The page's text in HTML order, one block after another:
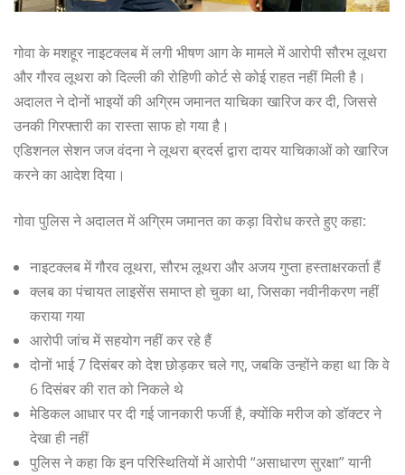
गोवा के मशहूर नाइटक्लब में लगी भीषण आग के मामले में आरोपी सौरभ लूथरा
और गौरव लूथरा को दिल्ली की रोहिणी कोर्ट से कोई राहत नहीं मिली है।
अदालत ने दोनों भाइयों की अग्रिम जमानत याचिका खारिज कर दी, जिससे
उनकी गिरफ्तारी का रास्ता साफ हो गया है।
एडिशनल सेशन जज वंदना ने लूथरा ब्रदर्स द्वारा दायर याचिकाओं को खारिज
करने का आदेश दिया।
गोवा पुलिस ने अदालत में अग्रिम जमानत का कड़ा विरोध करते हुए कहा:
नाइटक्लब में गौरव लूथरा, सौरभ लूथरा और अजय गुप्ता हस्ताक्षरकर्ता हैं
क्लब का पंचायत लाइसेंस समाप्त हो चुका था, जिसका नवीनीकरण नहीं
कराया गया
आरोपी जांच में सहयोग नहीं कर रहे हैं
दोनों भाई 7 दिसंबर को देश छोड़कर चले गए, जबकि उन्होंने कहा था कि वे
6 दिसंबर की रात को निकले थे
मेडिकल आधार पर दी गई जानकारी फर्जी है, क्योंकि मरीज को डॉक्टर ने
देखा ही नहीं
पुलिस ने कहा कि इन परिस्थितियों में आरोपी “असाधारण सुरक्षा” यानी